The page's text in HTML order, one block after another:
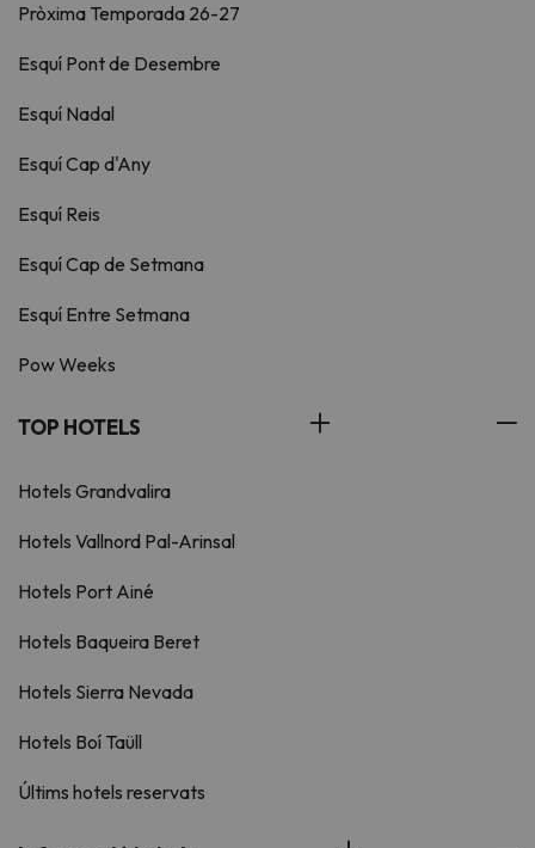
Pròxima Temporada 26-27
Esquí Pont de Desembre
Esquí Nadal
Esquí Cap d'Any
Esquí Reis
Esquí Cap de Setmana
Esquí Entre Setmana
Pow Weeks
TOP HOTELS
Hotels Grandvalira
Hotels Vallnord Pal-Arinsal
Hotels Port Ainé
Hotels Baqueira Beret
Hotels Sierra Nevada
Hotels Boí Taüll
Últims hotels reservats